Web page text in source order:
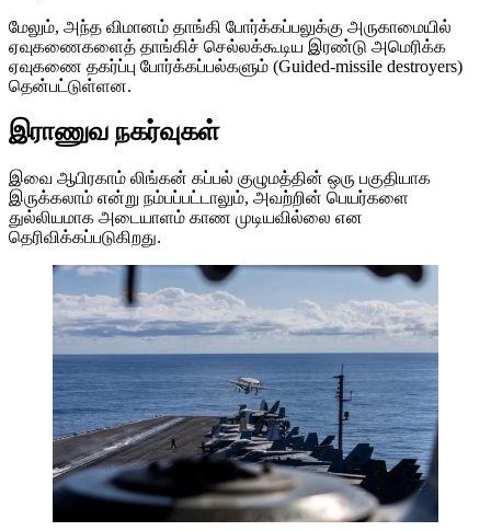
மேலும், அந்த விமானம் தாங்கி போர்க்கப்பலுக்கு அருகாமையில்
ஏவுகணைகளைத் தாங்கிச் செல்லக்கூடிய இரண்டு அமெரிக்க
ஏவுகணை தகர்ப்பு போர்க்கப்பல்களும் (Guided-missile destroyers)
தென்பட்டுள்ளன.
இராணுவ நகர்வுகள்
இவை ஆபிரகாம் லிங்கன் கப்பல் குழுமத்தின் ஒரு பகுதியாக
இருக்கலாம் என்று நம்பப்பட்டாலும், அவற்றின் பெயர்களை
துல்லியமாக அடையாளம் காண முடியவில்லை என
தெரிவிக்கப்படுகிறது.